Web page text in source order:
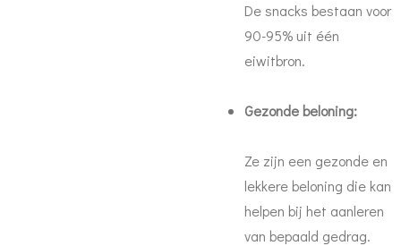
De snacks bestaan voor
90-95% uit één
eiwitbron.
Gezonde beloning:
Ze zijn een gezonde en
lekkere beloning die kan
helpen bij het aanleren
van bepaald gedrag.